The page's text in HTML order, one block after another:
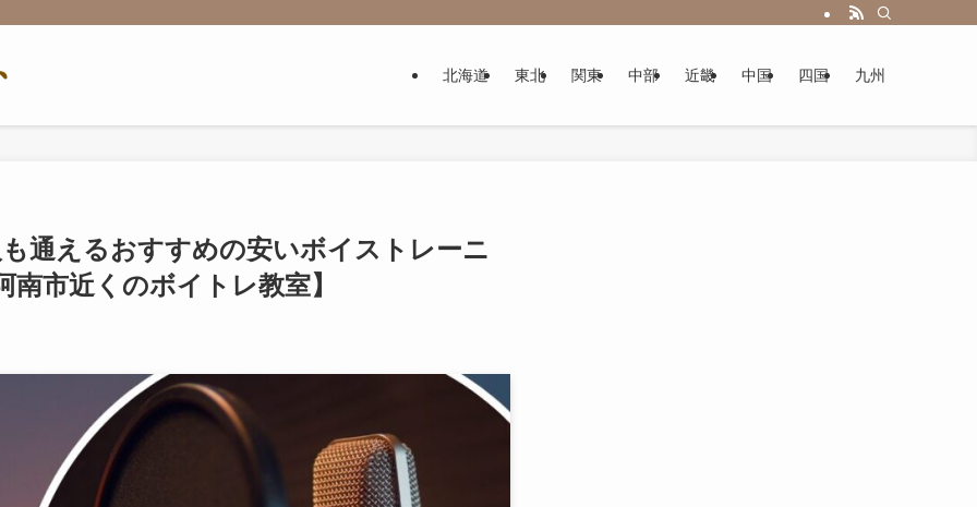
北海道 東北 関東 中部 近畿 中国 四国 九州
通えるおすすめの安いボイストレーニ
市近くのボイトレ教室】